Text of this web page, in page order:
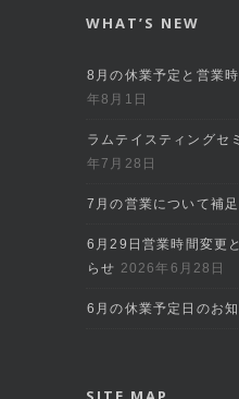
WHAT’S NEW
8月の休業予定と営業
年8月1日
ラムテイスティングセ
年7月28日
7月の営業について補
6月29日営業時間変更
らせ 2026年6月28日
6月の休業予定日のお